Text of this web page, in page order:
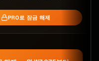
PRO로 잠금 해제